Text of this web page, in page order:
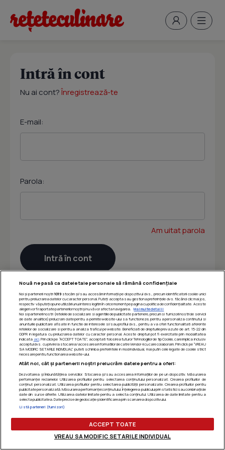
Intră în cont
Nu ai cont?Înregistrează-te
E-mail:
Parola:
Am uitat parola
Nouă ne pasă ca datele tale personale să rămână confidențiale
Noi și partenerii noștri 1019stocăm și/sau accesăm informații pe dispozitivul dvs., precum identificatorii cookie unici
pentru prelucrarea datelor cu caracter personal. Puteți accepta sau gestiona preferințele dvs. făcând clic mai jos,
respectiv vă puteți opune utilizării unui interes legitim în orice moment pe pagina cu politica de confidențialitate. Aceste
alegeri vor fi raportate partenerilor noștri și nu vă vor afecta navigarea.
Mai multe detalii
Noi si partenerii nostri (retelele de socializare si agentiile de publicitate partenere, precum si furnizorii nostri de servicii
de date analitice) prelucram date pentru a permite website-ului sa functioneze, pentru a personaliza continutul si
anunturile publicitare afisate in functie de interesele si/sau profilul dvs., pentru a va oferi functionalitati aferente
retelelor de socializare si pentru a analiza traficul pe website. Beneficiati de drepturile prevazute de art. 15-22 din
GDPR in legatura cu prelucrarea datelor cu caracter personal. Aceste drepturi pot fi exercitate prin modalitatea
indicata aici. Prin click pe “ACCEPT TOATE”, acceptati folosirea tuturor Tehnologiilor de tip Cookie, care implica inclusiv
acceptul dvs. cu privire la stocarea/accesarea informatiilor de catre Vendor-ii cu care colaboram. Prin click pe “VREAU
SA MODIFIC SETARILE INDIVIDUAL” puteti schimba preferintele in mod individual, mai putin cele legate de cookie strict
necesare pentru functionarea website-ului.
Atât noi, cât și partenerii noștri prelucrăm datele pentru a oferi:
Dezvoltarea și îmbunătățirea serviciilor. Stocarea și/sau accesarea informațiilor de pe un dispozitiv. Măsurarea
performanței reclamelor. Utilizarea profilurilor pentru selectarea conținutului personalizat. Crearea profilurilor de
conținut personalizat. Utilizarea profilurilor pentru selectarea publicității personalizate. Crearea profilurilor pentru
publicitate personalizată. Măsurarea performanței conținutului. Înțelegerea publicului prin statistici sau combinații de
date din surse diferite. Utilizarea datelor limitate pentru a selecta conținutul. Utilizarea de date limitate pentru a
selecta publicitatea. Date precise de geolocație și identificarea prin scanarea dispozitivului.
Listă parteneri (furnizori)
ACCEPT TOATE
VREAU SA MODIFIC SETARILE INDIVIDUAL